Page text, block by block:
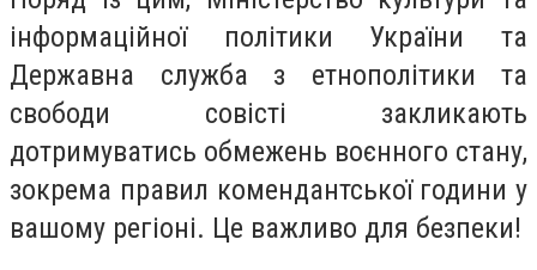
інформаційної політики України та
Державна служба з етнополітики та
свободи совісті закликають
дотримуватись обмежень воєнного стану,
зокрема правил комендантської години у
вашому регіоні. Це важливо для безпеки!